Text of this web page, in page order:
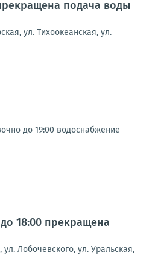
подача воды
ул. Тихоокеанская, ул.
до 19:00 водоснабжение
18:00 прекращена
Лобочевского, ул. Уральская,